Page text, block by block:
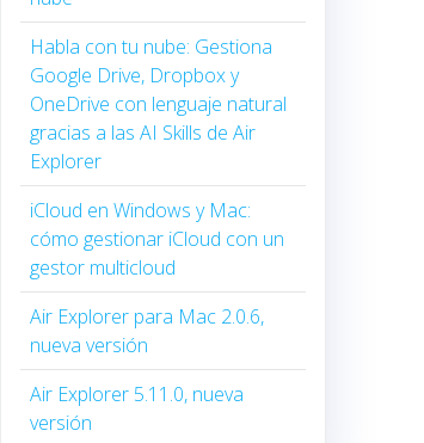
Habla con tu nube: Gestiona
Google Drive, Dropbox y
OneDrive con lenguaje natural
gracias a las AI Skills de Air
Explorer
iCloud en Windows y Mac:
cómo gestionar iCloud con un
gestor multicloud
Air Explorer para Mac 2.0.6,
nueva versión
Air Explorer 5.11.0, nueva
versión